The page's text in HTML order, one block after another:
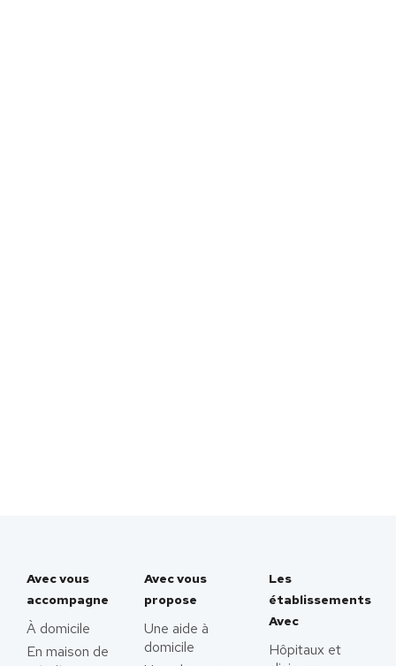
Avec vous
accompagne
À domicile
En maison de
Avec vous
propose
Une aide à
domicile
Les
établissements
Avec
Hôpitaux et